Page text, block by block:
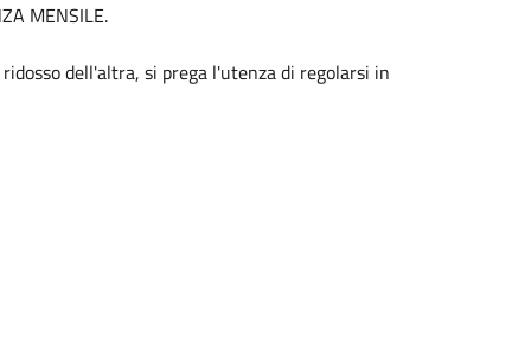
MENSILE.
dell'altra, si prega l'utenza di regolarsi in